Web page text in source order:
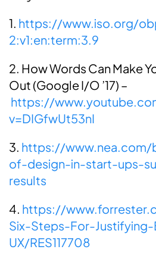
1. https://www.iso.org/
2:v1:en:term:3.9
2. How Words Can Make
Out (Google I/O ’17) –
https://
v=DIGfwUt53nI
3. https://
of-design-in-start-ups-
results
4. https://
Six-Steps-For-
UX/RES117708